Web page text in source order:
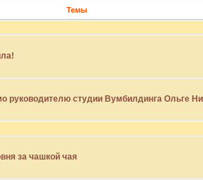
Темы
руководителю студии Вумбилдинга Ольге
за чашкой чая